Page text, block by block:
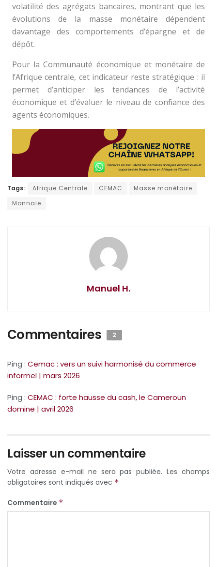
volatilité des agrégats bancaires, montrant que les
évolutions de la masse monétaire dépendent
davantage des comportements d’épargne et de
dépôt.
Pour la Communauté économique et monétaire de
l’Afrique centrale, cet indicateur reste stratégique : il
permet d’anticiper les tendances de l’activité
économique et d’évaluer le niveau de confiance des
agents économiques.
Tags: Afrique Centrale CEMAC
Masse monétaire
Monnaie
Manuel H.
Commentaires 2
Ping : Cemac : vers un suivi harmonisé du commerce
informel | mars 2026
Ping : CEMAC : forte hausse du cash, le Cameroun
domine | avril 2026
Laisser un commentaire
Votre adresse e-mail ne sera pas publiée. Les champs
obligatoires sont indiqués avec *
Commentaire *